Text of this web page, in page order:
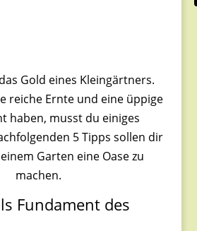
Gold eines Kleingärtners.
reiche Ernte und eine üppige
haben, musst du einiges
5 Tipps sollen dir
Garten eine Oase zu
machen.
Fundament des
0
0